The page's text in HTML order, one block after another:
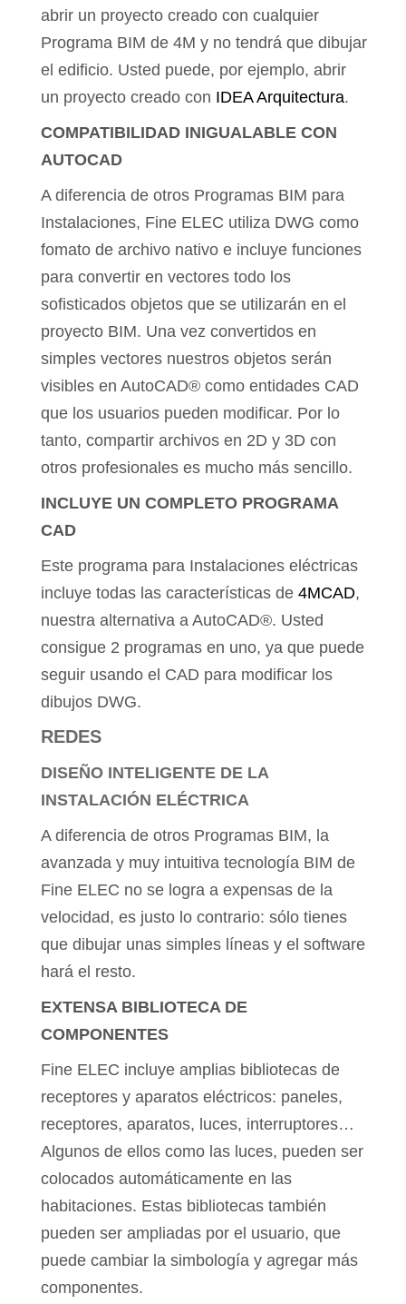
abrir un proyecto creado con cualquier
Programa BIM de 4M y no tendrá que dibujar
el edificio. Usted puede, por ejemplo, abrir
un proyecto creado con IDEA Arquitectura.
COMPATIBILIDAD INIGUALABLE CON
AUTOCAD
A diferencia de otros Programas BIM para
Instalaciones, Fine ELEC utiliza DWG como
fomato de archivo nativo e incluye funciones
para convertir en vectores todo los
sofisticados objetos que se utilizarán en el
proyecto BIM. Una vez convertidos en
simples vectores nuestros objetos serán
visibles en AutoCAD® como entidades CAD
que los usuarios pueden modificar. Por lo
tanto, compartir archivos en 2D y 3D con
otros profesionales es mucho más sencillo.
INCLUYE UN COMPLETO PROGRAMA
CAD
Este programa para Instalaciones eléctricas
incluye todas las características de 4MCAD,
nuestra alternativa a AutoCAD®. Usted
consigue 2 programas en uno, ya que puede
seguir usando el CAD para modificar los
dibujos DWG.
REDES
DISEÑO INTELIGENTE DE LA
INSTALACIÓN ELÉCTRICA
A diferencia de otros Programas BIM, la
avanzada y muy intuitiva tecnología BIM de
Fine ELEC no se logra a expensas de la
velocidad, es justo lo contrario: sólo tienes
que dibujar unas simples líneas y el software
hará el resto.
EXTENSA BIBLIOTECA DE
COMPONENTES
Fine ELEC incluye amplias bibliotecas de
receptores y aparatos eléctricos: paneles,
receptores, aparatos, luces, interruptores…
Algunos de ellos como las luces, pueden ser
colocados automáticamente en las
habitaciones. Estas bibliotecas también
pueden ser ampliadas por el usuario, que
puede cambiar la simbología y agregar más
componentes.